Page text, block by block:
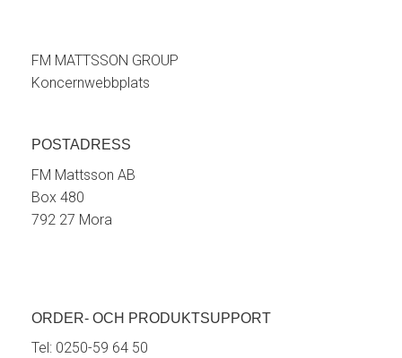
FM MATTSSON GROUP
Koncernwebbplats
POSTADRESS
FM Mattsson AB
Box 480
792 27 Mora
ORDER- OCH PRODUKTSUPPORT
Tel: 0250-59 64 50